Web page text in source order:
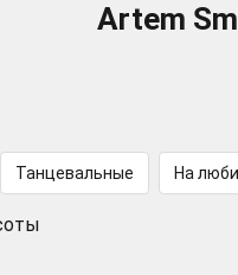
Artem
Танцевальные На